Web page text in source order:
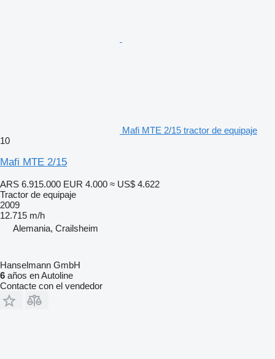
Mafi MTE 2/15 tractor de equipaje
10
Mafi MTE 2/15
ARS 6.915.000 EUR 4.000 ≈ US$ 4.622
Tractor de equipaje
2009
12.715 m/h
Alemania, Crailsheim
Hanselmann GmbH
6 años en Autoline
Contacte con el vendedor